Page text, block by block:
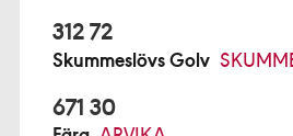
312 72
Skummeslövs Golv
671 30